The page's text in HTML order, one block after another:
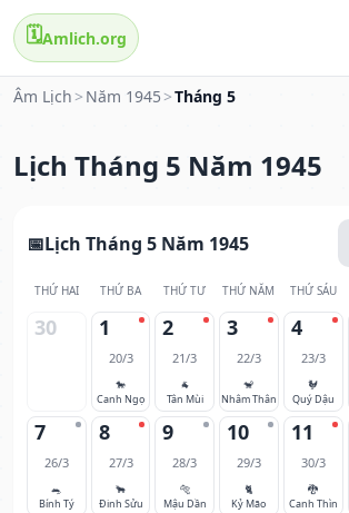
🗓️Amlich.org
Âm Lịch > Năm 1945 >Tháng 5
Lịch Tháng 5 Năm 1945
Lịch Tháng 5 Năm 1945
THỨ HAI THỨ BA THỨ TƯ THỨ NĂM THỨ SÁU
30 1
20/3
🐎
Canh Ngọ
2
21/3
🐐
Tân Mùi
3
22/3
🐒
Nhâm Thân
4
23/3
🐓
Quý Dậu
7
26/3
🐀
Bính Tý
8
27/3
🐂
Đinh Sửu
9
28/3
🐅
Mậu Dần
10
29/3
🐈
Kỷ Mão
11
30/3
🐉
Canh Thìn